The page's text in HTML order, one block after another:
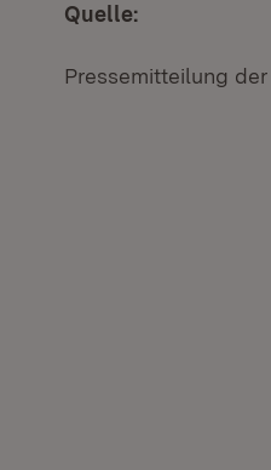
Quelle:
Pressemitteilung